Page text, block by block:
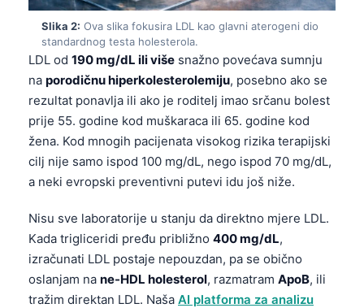
Slika 2: Ova slika fokusira LDL kao glavni aterogeni dio
standardnog testa holesterola.
LDL od 190 mg/dL ili više snažno povećava sumnju
na porodičnu hiperkolesterolemiju, posebno ako se
rezultat ponavlja ili ako je roditelj imao srčanu bolest
prije 55. godine kod muškaraca ili 65. godine kod
žena. Kod mnogih pacijenata visokog rizika terapijski
cilj nije samo ispod 100 mg/dL, nego ispod 70 mg/dL,
a neki evropski preventivni putevi idu još niže.
Nisu sve laboratorije u stanju da direktno mjere LDL.
Kada trigliceridi pređu približno 400 mg/dL,
izračunati LDL postaje nepouzdan, pa se obično
oslanjam na ne-HDL holesterol, razmatram ApoB, ili
tražim direktan LDL. Naša AI platforma za analizu